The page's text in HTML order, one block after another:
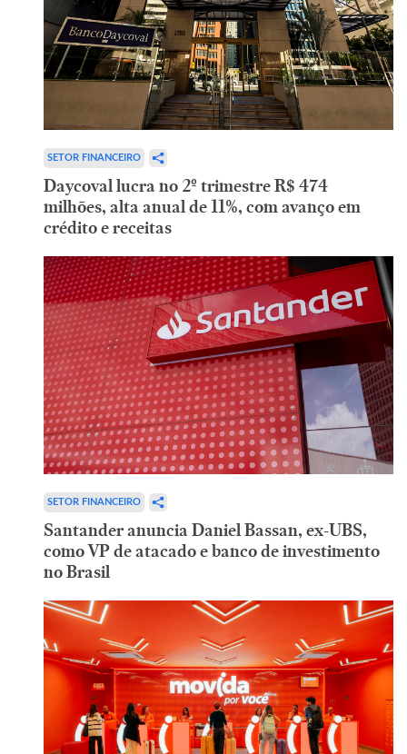
SETOR FINANCEIRO
Daycoval lucra no 2º trimestre R$ 474
milhões, alta anual de 11%, com avanço em
crédito e receitas
SETOR FINANCEIRO
Santander anuncia Daniel Bassan, ex-UBS,
como VP de atacado e banco de investimento
no Brasil